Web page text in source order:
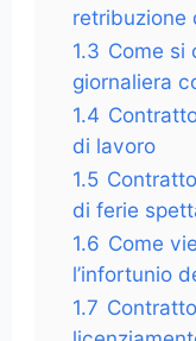
retribuzione
1.3 Come si
giornaliera
1.4
di lavoro
1.5
di ferie
1.6 Come
l’infortunio
1.7